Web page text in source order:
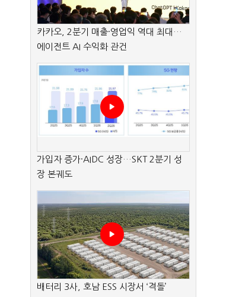
카카오, 2분기 매출·영업익 역대 최대…
에이전트 AI 수익화 관건
가입자 증가·AIDC 성장…SKT 2분기 성
장 본궤도
배터리 3사, 호남 ESS 시장서 ‘격돌’